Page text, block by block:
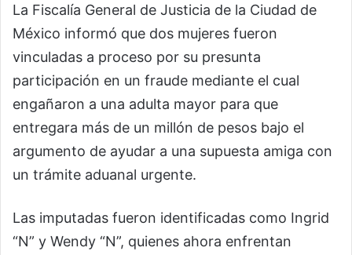
La Fiscalía General de Justicia de la Ciudad de
México informó que dos mujeres fueron
vinculadas a proceso por su presunta
participación en un fraude mediante el cual
engañaron a una adulta mayor para que
entregara más de un millón de pesos bajo el
argumento de ayudar a una supuesta amiga con
un trámite aduanal urgente.
Las imputadas fueron identificadas como Ingrid
“N” y Wendy “N”, quienes ahora enfrentan